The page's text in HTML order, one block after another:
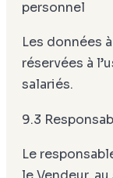
personnel
Les données
réservées à
salariés.
9.3
Le